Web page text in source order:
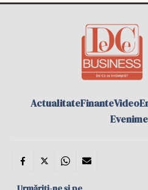
ActualitateFinanteVideo